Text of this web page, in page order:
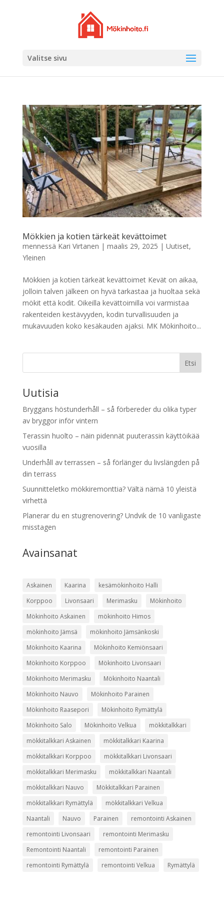
Valitse sivu
Mökkien ja kotien tärkeät kevättoimet
mennessä Kari Virtanen | maalis 29, 2025 | Uutiset,
Yleinen
Mökkien ja kotien tärkeät kevättoimet Kevät on aikaa,
jolloin talven jälkeen on hyvä tarkastaa ja huoltaa sekä
mökit että kodit. Oikeilla kevättoimilla voi varmistaa
rakenteiden kestävyyden, kodin turvallisuuden ja
mukavuuden koko kesäkauden ajaksi. MK Mökinhoito...
Etsi
Uutisia
Bryggans höstunderhåll – så förbereder du olika typer
av bryggor inför vintern
Terassin huolto – näin pidennät puuterassin käyttöikää
vuosilla
Underhåll av terrassen – så förlänger du livslängden på
din terrass
Suunnitteletko mökkiremonttia? Vältä nämä 10 yleistä
virhettä
Planerar du en stugrenovering? Undvik de 10 vanligaste
misstagen
Avainsanat
Askainen Kaarina
kesämökinhoito Halli
Korppoo
Livonsaari Merimasku
Mökinhoito
Mökinhoito Askainen
mökinhoito Himos
mökinhoito Jämsä
mökinhoito Jämsänkoski
Mökinhoito Kaarina
Mökinhoito Kemiönsaari
Mökinhoito Korppoo
Mökinhoito Livonsaari
Mökinhoito Merimasku
Mökinhoito Naantali
Mökinhoito Nauvo
Mökinhoito Parainen
Mökinhoito Raasepori
Mökinhoito Rymättylä
Mökinhoito Salo
Mökinhoito Velkua
mökkitalkkari
mökkitalkkari Askainen
mökkitalkkari Kaarina
mökkitalkkari Korppoo
mökkitalkkari Livonsaari
mökkitalkkari Merimasku
mökkitalkkari Naantali
mökkitalkkari Nauvo
Mökkitalkkari Parainen
mökkitalkkari Rymättylä
mökkitalkkari Velkua
Naantali
Nauvo Parainen
remontointi Askainen
remontointi Livonsaari
remontointi Merimasku
Remontointi Naantali
remontointi Parainen
remontointi Rymättylä
remontointi Velkua Rymättylä